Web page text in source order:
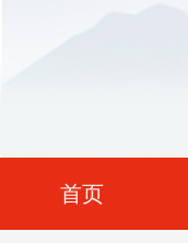
首页